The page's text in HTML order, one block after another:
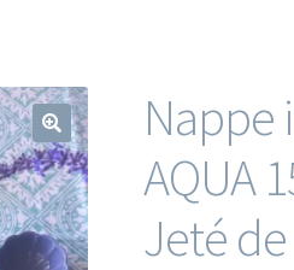
🔍
Nappe
AQUA
Jeté